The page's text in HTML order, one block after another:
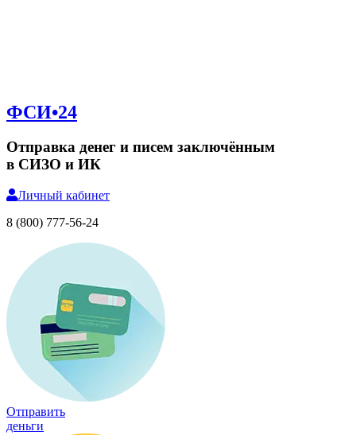
ФСИ•24
Отправка денег и писем заключённым
в СИЗО и ИК
Личный кабинет
8 (800) 777-56-24
Отправить
деньги